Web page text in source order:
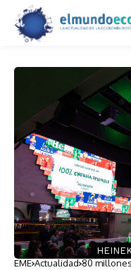
EME Actualidad 80